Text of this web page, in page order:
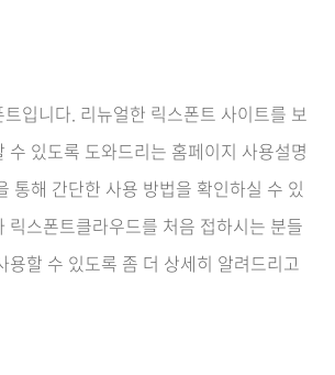
입니다. 리뉴얼한 릭스폰트 사이트를 보
수 있도록 도와드리는 홈페이지 사용설명
통해 간단한 사용 방법을 확인하실 수 있
릭스폰트클라우드를 처음 접하시는 분들
용할 수 있도록 좀 더 상세히 알려드리고